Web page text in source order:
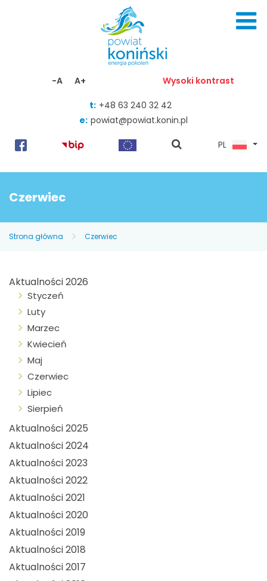
-A A+ Wysoki kontrast
t: +48 63 240 32 42
e: powiat@powiat.konin.pl
pokaż
PL
Czerwiec
Strona główna Czerwiec
Aktualności 2026
Styczeń
Luty
Marzec
Kwiecień
Maj
Czerwiec
Lipiec
Sierpień
Aktualności 2025
Aktualności 2024
Aktualności 2023
Aktualności 2022
Aktualności 2021
Aktualności 2020
Aktualności 2019
Aktualności 2018
Aktualności 2017